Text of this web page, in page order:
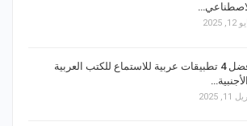
2025
أفضل 4 تطبيقات عربية للاستماع للكتب العربية
11, 2025